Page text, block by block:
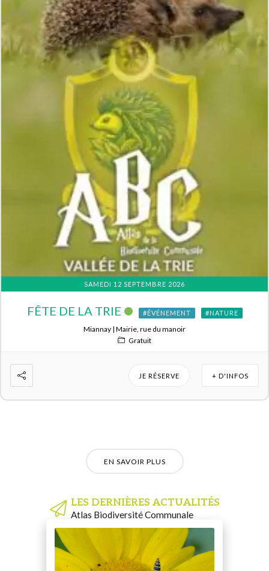
SAMEDI 12 SEPTEMBRE 2026
FÊTE DE LA TRIE #ÉVÉNEMENT #NATURE
Miannay | Mairie, rue du manoir
Gratuit
JE RÉSERVE + D'INFOS
EN SAVOIR PLUS
LES DERNIÈRES ACTUALITÉS
Atlas Biodiversité Communale